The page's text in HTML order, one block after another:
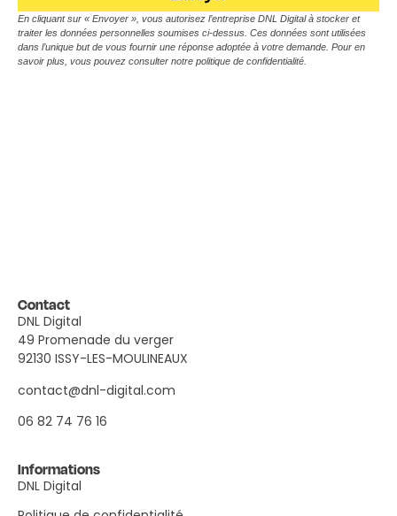
En cliquant sur « Envoyer », vous autorisez l’entreprise DNL Digital à stocker et
traiter les données personnelles soumises ci-dessus. Ces données sont utilisées
dans l’unique but de vous fournir une réponse adoptée à votre demande. Pour en
savoir plus, vous pouvez consulter notre politique de confidentialité.
Contact
DNL Digital
49 Promenade du verger
92130 ISSY-LES-MOULINEAUX
contact@dnl-digital.com
06 82 74 76 16
Informations
DNL Digital